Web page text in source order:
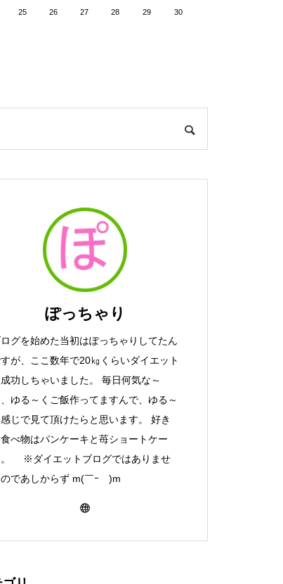
25 26 27 28 29 30
ぽっちゃり
グを始めた当初はぽっちゃりしてたん
が、ここ数年で20㎏くらいダイエット
功しちゃいました。 毎日何気な～
、ゆる～くご飯作ってますんで、ゆる～
じで見て頂けたらと思います。 好き
べ物はパンケーキと苺ショートケー
。 ※ダイエットブログではありませ
のであしからず m(￣ｰ￣)m